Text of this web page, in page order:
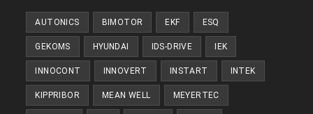
вкладке
AUTONICS BIMOTOR EKF ESQ
GEKOMS HYUNDAI IDS-DRIVE IEK
INNOCONT INNOVERT INSTART INTEK
KIPPRIBOR MEAN WELL MEYERTEC